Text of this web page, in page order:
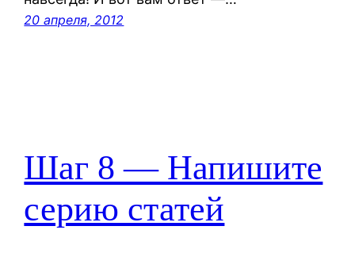
20 апреля, 2012
Шаг 8 — Напишите
серию статей